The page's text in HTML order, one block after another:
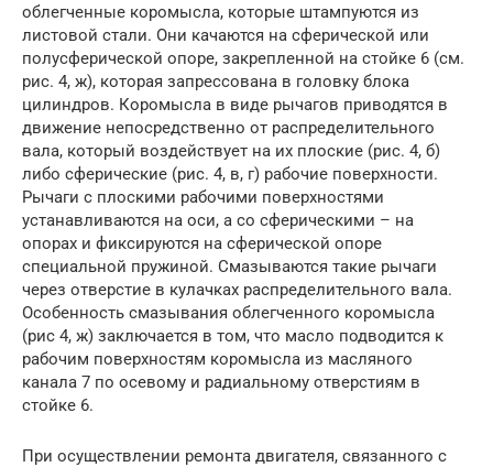
облегченные коромысла, которые штампуются из
листовой стали. Они качаются на сферической или
полусферической опоре, закрепленной на стойке 6 (см.
рис. 4, ж), которая запрессована в головку блока
цилиндров. Коромысла в виде рычагов приводятся в
движение непосредственно от распределительного
вала, который воздействует на их плоские (рис. 4, б)
либо сферические (рис. 4, в, г) рабочие поверхности.
Рычаги с плоскими рабочими поверхностями
устанавливаются на оси, а со сферическими – на
опорах и фиксируются на сферической опоре
специальной пружиной. Смазываются такие рычаги
через отверстие в кулачках распределительного вала.
Особенность смазывания облегченного коромысла
(рис 4, ж) заключается в том, что масло подводится к
рабочим поверхностям коромысла из масляного
канала 7 по осевому и радиальному отверстиям в
стойке 6.
При осуществлении ремонта двигателя, связанного с